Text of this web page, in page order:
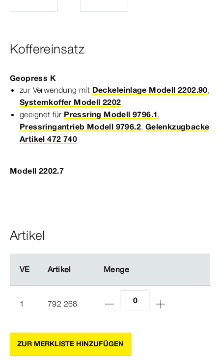
Koffereinsatz
Geopress K
zur Verwendung mit Deckeleinlage Modell 2202.90,
Systemkoffer Modell 2202
geeignet für Pressring Modell 9796.1,
Pressringantrieb Modell 9796.2, Gelenkzugbacke
Artikel 472 740
Modell 2202.7
Artikel
VE Artikel Menge
VE Artikel Menge
1 792 268
ZUR MERKLISTE HINZUFÜGEN